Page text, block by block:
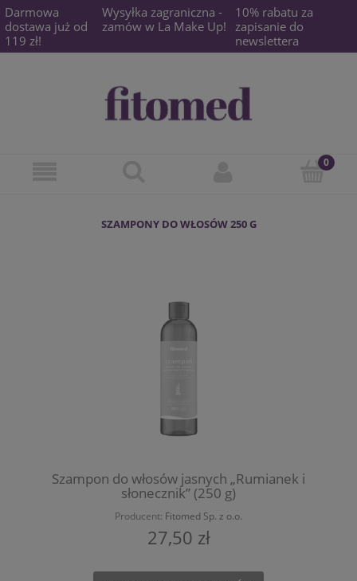
Darmowa
dostawa już od
119 zł!
Wysyłka zagraniczna -
zamów w La Make Up!
10% rabatu za
zapisanie do
newslettera
SZAMPONY DO WŁOSÓW 250 G
Szampon do włosów jasnych „Rumianek i
słonecznik” (250 g)
Producent: Fitomed Sp. z o.o.
27,50 zł